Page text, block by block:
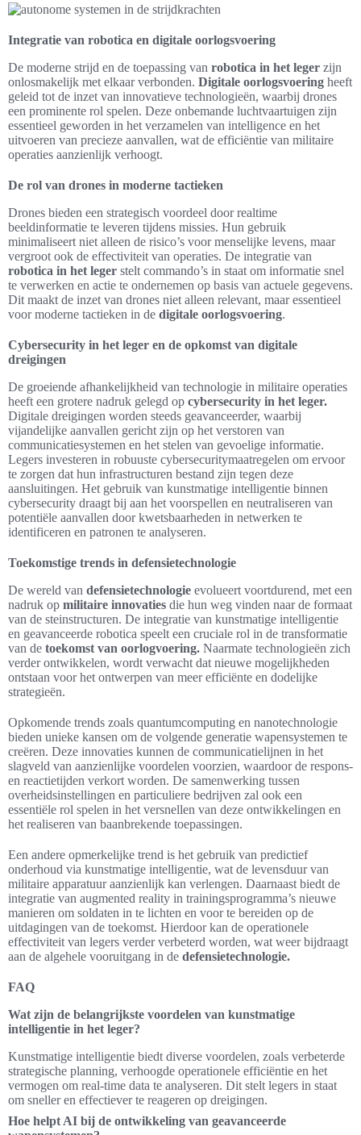
Integratie van robotica en digitale oorlogsvoering
De moderne strijd en de toepassing van robotica in het leger zijn
onlosmakelijk met elkaar verbonden. Digitale oorlogsvoering heeft
geleid tot de inzet van innovatieve technologieën, waarbij drones
een prominente rol spelen. Deze onbemande luchtvaartuigen zijn
essentieel geworden in het verzamelen van intelligence en het
uitvoeren van precieze aanvallen, wat de efficiëntie van militaire
operaties aanzienlijk verhoogt.
De rol van drones in moderne tactieken
Drones bieden een strategisch voordeel door realtime
beeldinformatie te leveren tijdens missies. Hun gebruik
minimaliseert niet alleen de risico’s voor menselijke levens, maar
vergroot ook de effectiviteit van operaties. De integratie van
robotica in het leger stelt commando’s in staat om informatie snel
te verwerken en actie te ondernemen op basis van actuele gegevens.
Dit maakt de inzet van drones niet alleen relevant, maar essentieel
voor moderne tactieken in de digitale oorlogsvoering.
Cybersecurity in het leger en de opkomst van digitale
dreigingen
De groeiende afhankelijkheid van technologie in militaire operaties
heeft een grotere nadruk gelegd op cybersecurity in het leger.
Digitale dreigingen worden steeds geavanceerder, waarbij
vijandelijke aanvallen gericht zijn op het verstoren van
communicatiesystemen en het stelen van gevoelige informatie.
Legers investeren in robuuste cybersecuritymaatregelen om ervoor
te zorgen dat hun infrastructuren bestand zijn tegen deze
aansluitingen. Het gebruik van kunstmatige intelligentie binnen
cybersecurity draagt bij aan het voorspellen en neutraliseren van
potentiële aanvallen door kwetsbaarheden in netwerken te
identificeren en patronen te analyseren.
Toekomstige trends in defensietechnologie
De wereld van defensietechnologie evolueert voortdurend, met een
nadruk op militaire innovaties die hun weg vinden naar de formaat
van de steinstructuren. De integratie van kunstmatige intelligentie
en geavanceerde robotica speelt een cruciale rol in de transformatie
van de toekomst van oorlogvoering. Naarmate technologieën zich
verder ontwikkelen, wordt verwacht dat nieuwe mogelijkheden
ontstaan voor het ontwerpen van meer efficiënte en dodelijke
strategieën.
Opkomende trends zoals quantumcomputing en nanotechnologie
bieden unieke kansen om de volgende generatie wapensystemen te
creëren. Deze innovaties kunnen de communicatielijnen in het
slagveld van aanzienlijke voordelen voorzien, waardoor de respons-
en reactietijden verkort worden. De samenwerking tussen
overheidsinstellingen en particuliere bedrijven zal ook een
essentiële rol spelen in het versnellen van deze ontwikkelingen en
het realiseren van baanbrekende toepassingen.
Een andere opmerkelijke trend is het gebruik van predictief
onderhoud via kunstmatige intelligentie, wat de levensduur van
militaire apparatuur aanzienlijk kan verlengen. Daarnaast biedt de
integratie van augmented reality in trainingsprogramma’s nieuwe
manieren om soldaten in te lichten en voor te bereiden op de
uitdagingen van de toekomst. Hierdoor kan de operationele
effectiviteit van legers verder verbeterd worden, wat weer bijdraagt
aan de algehele vooruitgang in de defensietechnologie.
FAQ
Wat zijn de belangrijkste voordelen van kunstmatige
intelligentie in het leger?
Kunstmatige intelligentie biedt diverse voordelen, zoals verbeterde
strategische planning, verhoogde operationele efficiëntie en het
vermogen om real-time data te analyseren. Dit stelt legers in staat
om sneller en effectiever te reageren op dreigingen.
Hoe helpt AI bij de ontwikkeling van geavanceerde